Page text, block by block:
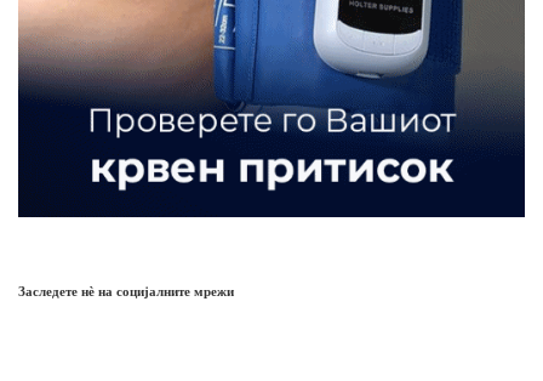
Заследете нѐ на социјалните мрежи